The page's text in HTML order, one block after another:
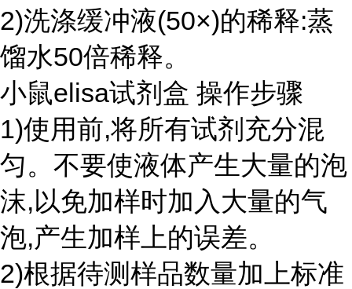
2)洗涤缓冲液(50×)的稀释:蒸
馏水50倍稀释。
小鼠elisa试剂盒 操作步骤
1)使用前,将所有试剂充分混
匀。不要使液体产生大量的泡
沫,以免加样时加入大量的气
泡,产生加样上的误差。
2)根据待测样品数量加上标准